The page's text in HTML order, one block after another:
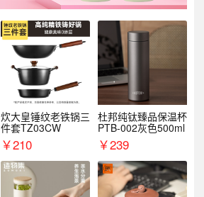
炊大皇锤纹老铁锅三
件套TZ03CW
￥210
杜邦纯钛臻品保温杯
PTB-002灰色500ml
￥239